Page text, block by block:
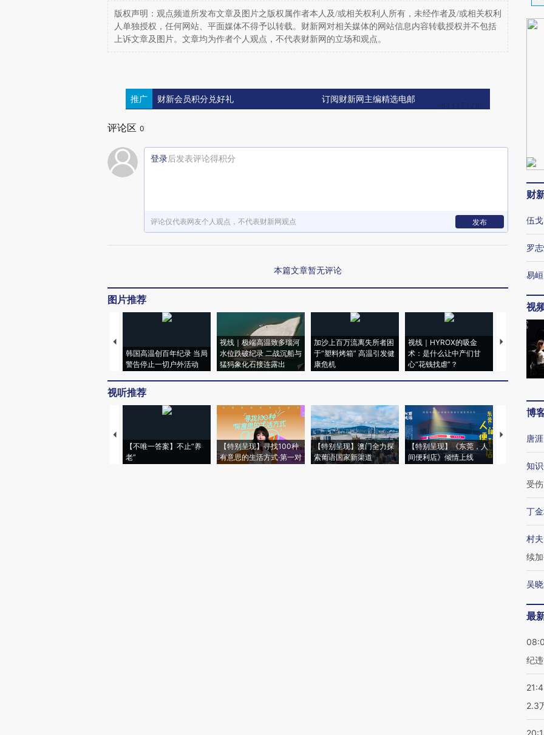
版权声明：观点频道所发布文章及图片之版权属作者本人及/或相关权利人所有，未经作者及/或相关权利
人单独授权，任何网站、平面媒体不得予以转载。财新网对相关媒体的网站信息内容转载授权并不包括
上诉文章及图片。文章均为作者个人观点，不代表财新网的立场和观点。
推广 财新会员积分兑好礼 订阅财新网主编精选电邮
评论区 0
登录后发表评论得积分
评论仅代表网友个人观点，不代表财新网观点 发布
本篇文章暂无评论
图片推荐
韩国高温创百年纪录 当局
警告停止一切户外活动
视线｜极端高温致多瑙河
水位跌破纪录 二战沉船与
猛犸象化石接连露出
加沙上百万流离失所者困
于“塑料烤箱” 高温引发健
康危机
视线｜HYROX的吸金
术：是什么让中产们甘
心“花钱找虐”？
马航飞行员
粒摇头丸
视听推荐
【不唯一答案】不止“养
老”
【特别呈现】寻找100种
有意思的生活方式·第一对
【特别呈现】澳门全力探
索葡语国家新渠道
【特别呈现】《东莞，人
间便利店》倾情上线
【推广】走
财
伍戈
罗
易峘
视
博
唐涯
知
受伤
丁
村
续
吴
最
纪
2.3